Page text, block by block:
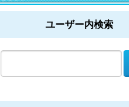
ユーザー内検索